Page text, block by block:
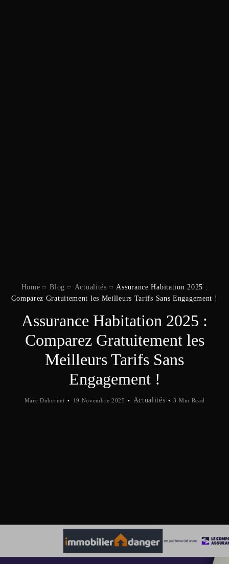
Home Blog Actualités
Assurance Habitation 2025 :
Comparez Gratuitement les Meilleurs Tarifs Sans Engagement !
Assurance Habitation 2025 :
Comparez Gratuitement les
Meilleurs Tarifs Sans
Engagement !
Marc Dubernet 19 Novembre 2025 Actualités 3 Min Read